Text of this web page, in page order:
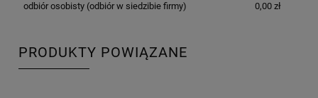
odbiór osobisty(odbiór w siedzibie firmy) 0,00 zł
PRODUKTY POWIĄZANE